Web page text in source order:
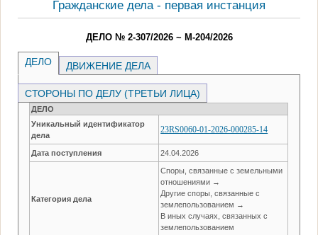
Гражданские дела - первая инстанция
ДЕЛО № 2-307/2026 ~ М-204/2026
ДЕЛО ДВИЖЕНИЕ ДЕЛА
СТОРОНЫ ПО ДЕЛУ (ТРЕТЬИ ЛИЦА)
ДЕЛО
Уникальный идентификатор
дела
23RS0060-01-2026-000285-14
Дата поступления 24.04.2026
Категория дела
Споры, связанные с земельными
отношениями →
Другие споры, связанные с
землепользованием →
В иных случаях, связанных с
землепользованием